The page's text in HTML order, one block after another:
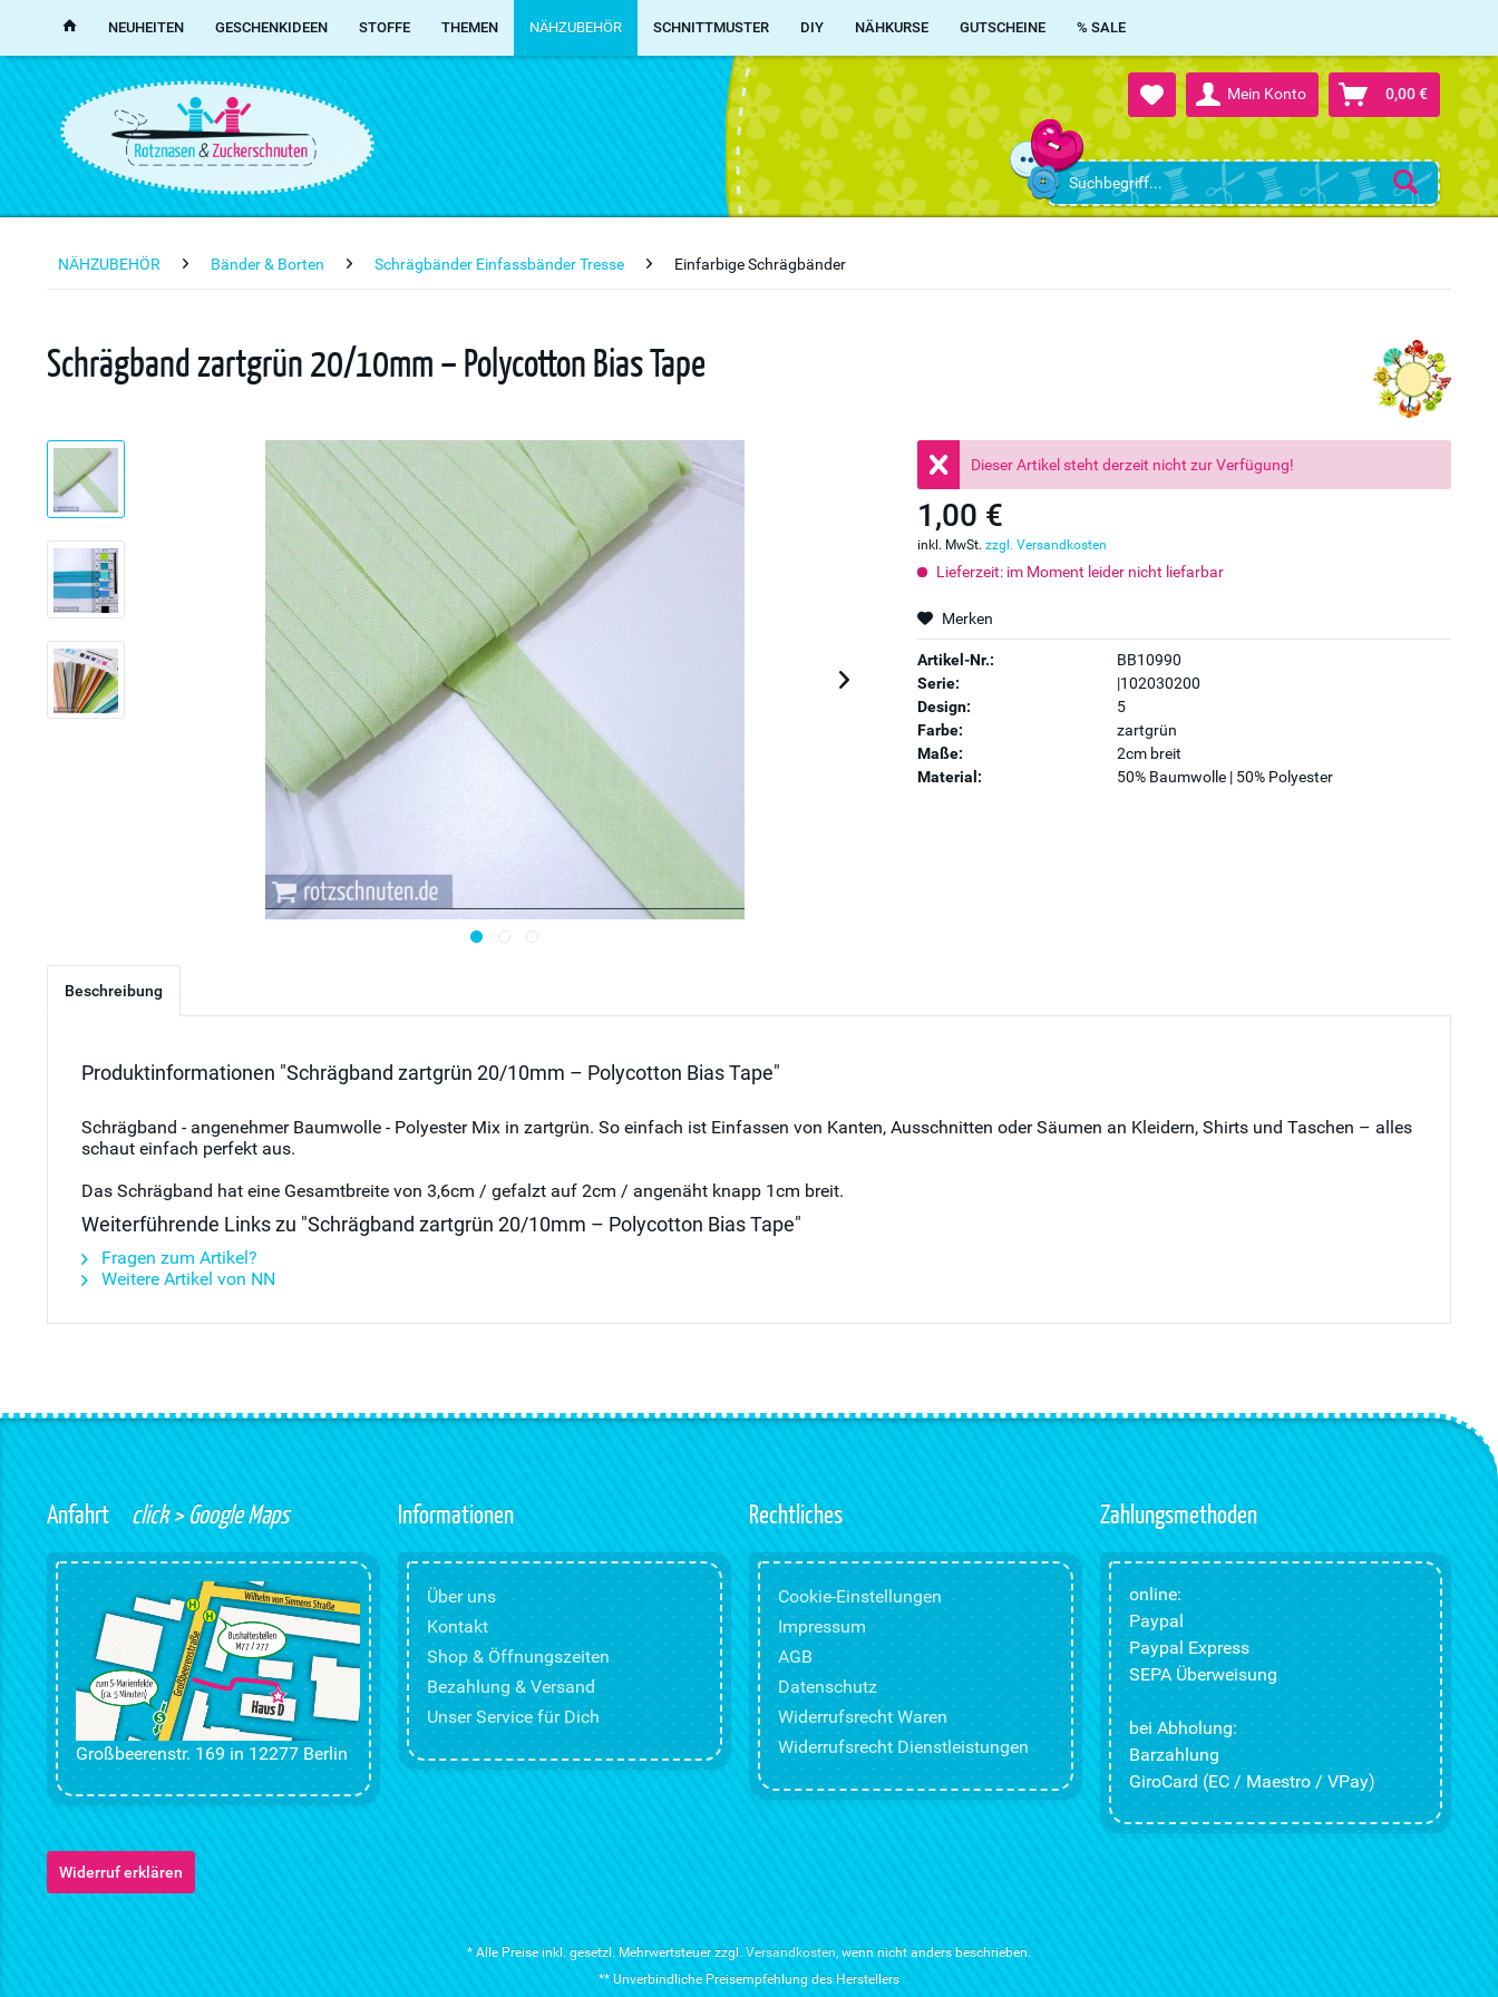
Mein Konto 0,00 €
NEUHEITEN GESCHENKIDEEN STOFFE THEMEN NÄHZUBEHÖR SCHNITTMUSTER DIY NÄHKURSE GUTSCHEINE % SALE
NÄHZUBEHÖR Bänder & Borten Schrägbänder Einfassbänder Tresse Einfarbige Schrägbänder
Schrägband zartgrün 20/10mm – Polycotton Bias Tape
Dieser Artikel steht derzeit nicht zur Verfügung!
1,00 €
inkl. MwSt.zzgl. Versandkosten
Lieferzeit: im Moment leider nicht liefarbar
Merken
Artikel-Nr.:
BB10990
Serie:
|102030200
Design:
5
Farbe:
zartgrün
Maße:
2cm breit
Material:
50% Baumwolle | 50% Polyester
Beschreibung
Produktinformationen "Schrägband zartgrün 20/10mm – Polycotton Bias Tape"
Schrägband - angenehmer Baumwolle - Polyester Mix in zartgrün. So einfach ist Einfassen von Kanten, Ausschnitten oder Säumen an Kleidern, Shirts und Taschen – alles
schaut einfach perfekt aus.
Das Schrägband hat eine Gesamtbreite von 3,6cm / gefalzt auf 2cm / angenäht knapp 1cm breit.
Weiterführende Links zu "Schrägband zartgrün 20/10mm – Polycotton Bias Tape"
Fragen zum Artikel?
Weitere Artikel von NN
Anfahrt click > Google Maps
Großbeerenstr. 169 in 12277 Berlin
Informationen
Über uns
Kontakt
Shop & Öffnungszeiten
Bezahlung & Versand
Unser Service für Dich
Rechtliches
Cookie-Einstellungen
Impressum
AGB
Datenschutz
Widerrufsrecht Waren
Widerrufsrecht Dienstleistungen
Zahlungsmethoden
online:
Paypal
Paypal Express
SEPA Überweisung
bei Abholung:
Barzahlung
GiroCard (EC / Maestro / VPay)
Widerruf erklären
* Alle Preise inkl. gesetzl. Mehrwertsteuer zzgl. Versandkosten, wenn nicht anders beschrieben.
** Unverbindliche Preisempfehlung des Herstellers